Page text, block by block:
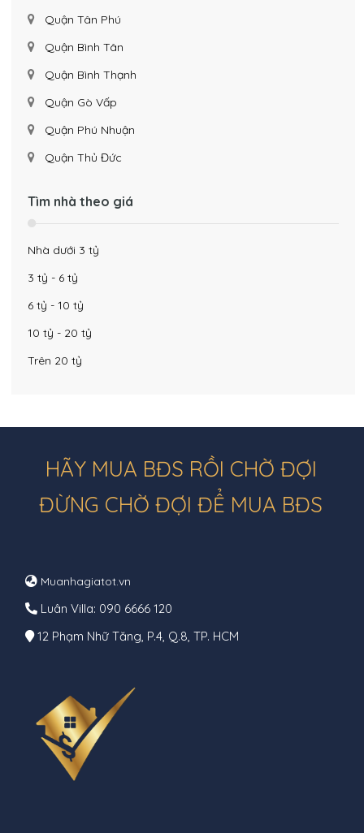
Quận Tân Phú
Quận Bình Tân
Quận Bình Thạnh
Quận Gò Vấp
Quận Phú Nhuận
Quận Thủ Đức
Tìm nhà theo giá
Nhà dưới 3 tỷ
3 tỷ - 6 tỷ
6 tỷ - 10 tỷ
10 tỷ - 20 tỷ
Trên 20 tỷ
HÃY MUA BĐS RỒI CHỜ ĐỢI
ĐỪNG CHỜ ĐỢI ĐỂ MUA BĐS
Muanhagiatot.vn
Luân Villa: 090 6666 120
12 Phạm Nhữ Tăng, P.4, Q.8, TP. HCM